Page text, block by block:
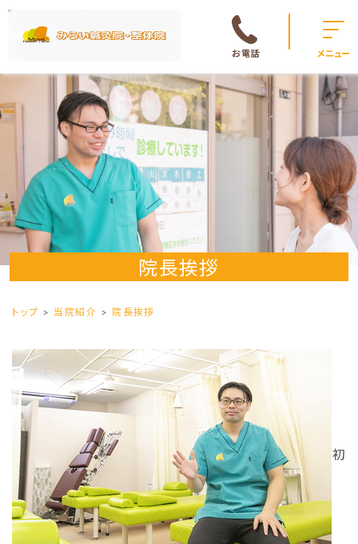
お電話 メニュー
院長挨拶
トップ 当院紹介 院長挨拶
初